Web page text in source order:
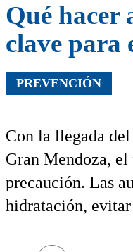
Qué hacer
clave para
PREVENCIÓN
Con la llegada
Gran Mendoza,
precaución. Las
hidratación,